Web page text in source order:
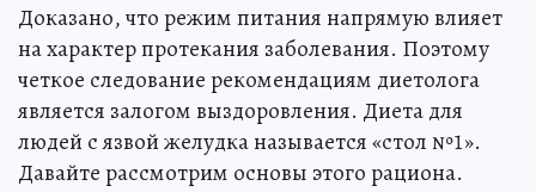
Доказано, что режим питания напрямую влияет
на характер протекания заболевания. Поэтому
четкое следование рекомендациям диетолога
является залогом выздоровления. Диета для
людей с язвой желудка называется «стол №1».
Давайте рассмотрим основы этого рациона.